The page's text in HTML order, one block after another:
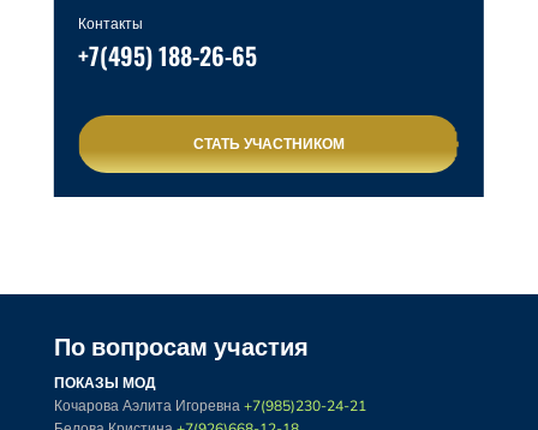
Контакты
+7(495) 188-26-65
СТАТЬ УЧАСТНИКОМ
По вопросам участия
ПОКАЗЫ МОД
Кочарова Аэлита Игоревна +7(985)230-24-21